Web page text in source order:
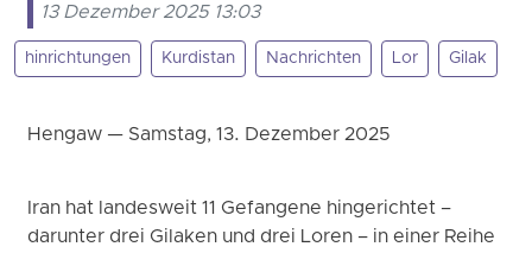
13 Dezember 2025 13:03
hinrichtungen Kurdistan Nachrichten Lor Gilak
Hengaw — Samstag, 13. Dezember 2025
Iran hat landesweit 11 Gefangene hingerichtet –
darunter drei Gilaken und drei Loren – in einer Reihe